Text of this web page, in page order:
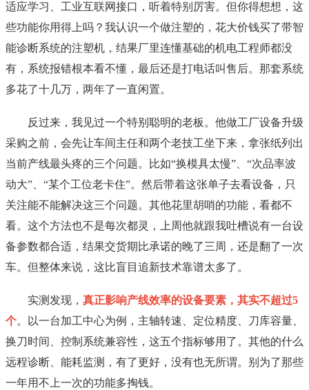
适应学习、工业互联网接口，听着特别厉害。但你得想想，这
些功能你用得上吗？我认识一个做注塑的，花大价钱买了带智
能诊断系统的注塑机，结果厂里连懂基础的机电工程师都没
有，系统报错根本看不懂，最后还是打电话叫售后。那套系统
多花了十几万，两年了一直闲置。
反过来，我见过一个特别聪明的老板。他做工厂设备升级
采购之前，会先让车间主任和两个老技工坐下来，拿张纸列出
当前产线最头疼的三个问题。比如“换模具太慢”、“次品率波
动大”、“某个工位老卡住”。然后带着这张单子去看设备，只
关注能不能解决这三个问题。其他花里胡哨的功能，看都不
看。这个方法也不是每次都灵，上周他就跟我吐槽说有一台设
备参数都合适，结果交货期比承诺的晚了三周，还是翻了一次
车。但整体来说，这比盲目追新技术靠谱太多了。
实测发现， 真正影响产线效率的设备要素，其实不超过5
个。以一台加工中心为例，主轴转速、定位精度、刀库容量、
换刀时间、控制系统兼容性，这五个指标够用了。其他的什么
远程诊断、能耗监测，有了更好，没有也无所谓。别为了那些
一年用不上一次的功能多掏钱。